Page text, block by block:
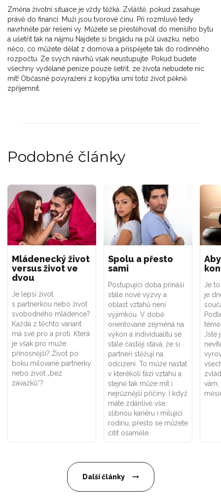
Změna životní situace je vždy těžká. Zvláště, pokud zasahuje
právě do financí. Muži jsou tvorové činu. Při rozmluvě tedy
navrhněte pár řešení vy. Můžete se přestěhovat do menšího bytu
a ušetřit tak na nájmu Najdete si brigádu na půl úvazku, nebo
něco, co můžete dělat z domova a přispějete tak do rodinného
rozpočtu. Ze svých návrhů však neustupujte. Pokud budete
všechny vydělané peníze pouze šetřit, ze života nebudete nic
mít! Občasné povyražení z kopýtka umí totiž život pěkně
zpříjemnit.
Podobné články
Mládenecký život
versus život ve
dvou
Je lepší život
s partnerkou nebo život
svobodného mládence?
Každá z těchto variant
má své pro a proti. Která
je však pro muže
přínosnější? Život po
boku milované partnerky
nebo život „bez
závazků“?
Spolu a přesto
sami
Postupující doba přináší
stále nové výzvy a
oblast vztahů není
výjimkou. V době
orientované zejména na
výkon a individualitu se
stále častěji stává, že si
partneři stěžují na
odcizení. To může nastat
v kterékoli fázi vztahu a
stejně tak může mít i
nejrůznější příčiny. I když
máte zdánlivě vše,
slibnou kariéru i milující
rodinu, přesto se můžete
cítit osaměle.
Je
je
Jste
Další články